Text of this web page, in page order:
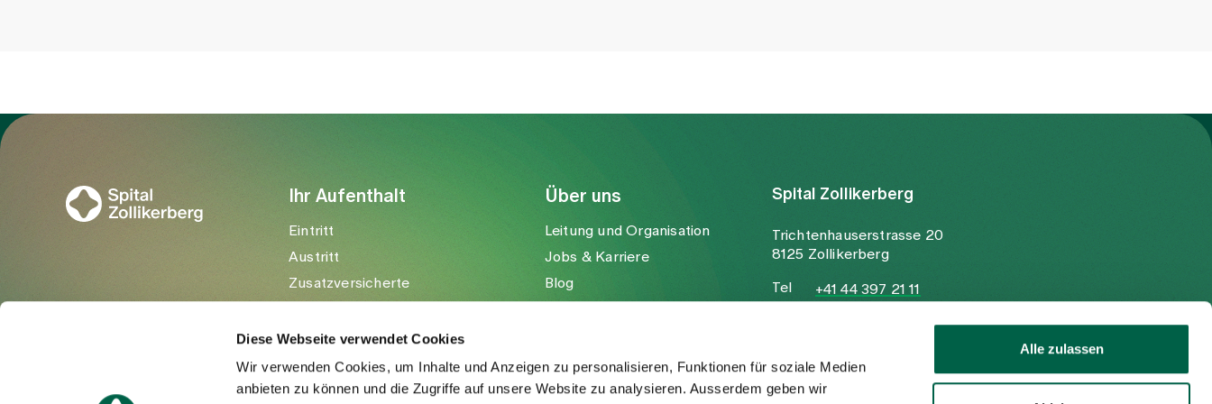
Diese Webseite verwendet Cookies
Wir verwenden Cookies, um Inhalte und Anzeigen zu personalisieren, Funktionen für soziale Medien
anbieten zu können und die Zugriffe auf unsere Website zu analysieren. Ausserdem geben wir
Alle zulassen
Ihr Aufenthalt
Eintritt
Austritt
Zusatzversicherte
Über uns
Leitung und Organisation
Jobs & Karriere
Blog
Spital Zollikerberg
Trichtenhauserstrasse 20
8125 Zollikerberg
Tel
+41 44 397 21 11